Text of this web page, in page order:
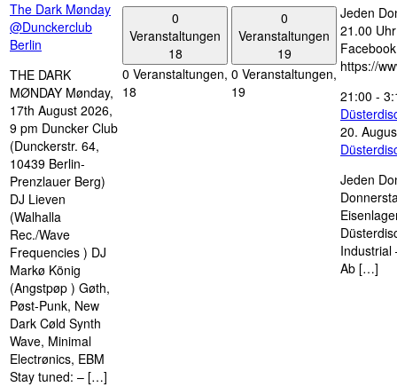
The Dark Mønday
@Dunckerclub
Berlin
THE DARK
MØNDAY Mønday,
17th August 2026,
9 pm Duncker Club
(Dunckerstr. 64,
10439 Berlin-
Prenzlauer Berg)
DJ Lieven
(Walhalla
Rec./Wave
Frequencies ) DJ
Markø König
(Angstpøp ) Gøth,
Pøst-Punk, New
Dark Cøld Synth
Wave, Minimal
Electrønics, EBM
Stay tuned: – […]
0
Veranstaltungen
18
0 Veranstaltungen,
18
0
Veranstaltungen
19
0 Veranstaltungen,
19
Jeden
21.00
https://
21:00 -
20.
Jeden
Industrial
Ab […]